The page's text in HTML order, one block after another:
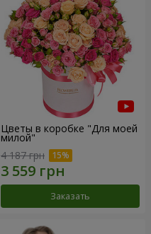
Цветы в коробке "Для моей
милой"
4 187 грн
Заказать